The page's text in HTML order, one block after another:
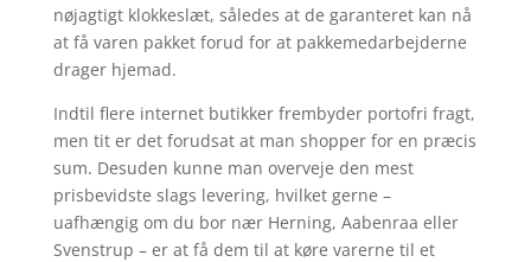
nøjagtigt klokkeslæt, således at de garanteret kan nå
at få varen pakket forud for at pakkemedarbejderne
drager hjemad.
Indtil flere internet butikker frembyder portofri fragt,
men tit er det forudsat at man shopper for en præcis
sum. Desuden kunne man overveje den mest
prisbevidste slags levering, hvilket gerne –
uafhængig om du bor nær Herning, Aabenraa eller
Svenstrup – er at få dem til at køre varerne til et